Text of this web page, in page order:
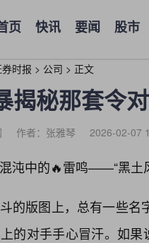
页 快讯 要闻 股市
时报 > 公司 > 正文
揭秘那套令
作者：张雅琴 2026-02-07
沌中的🔥雷鸣——“黑土
的版图上，总有一些名
的对手手心冒汗。如